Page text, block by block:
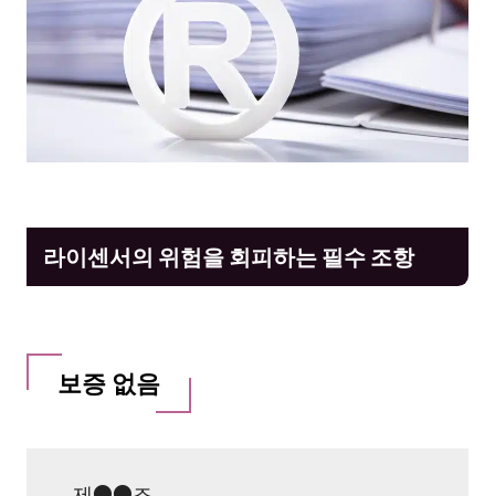
라이센서의 위험을 회피하는 필수 조항
보증 없음